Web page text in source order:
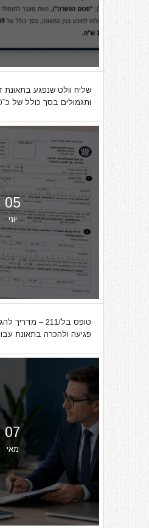
שליח וולט שנפגע בתאונת
ותגמולים בסך כולל של כ־290,000 ש״ח
05
יוני
טופס בל/211 –
פגיעה ולהכרה בתאונת
07
מאי